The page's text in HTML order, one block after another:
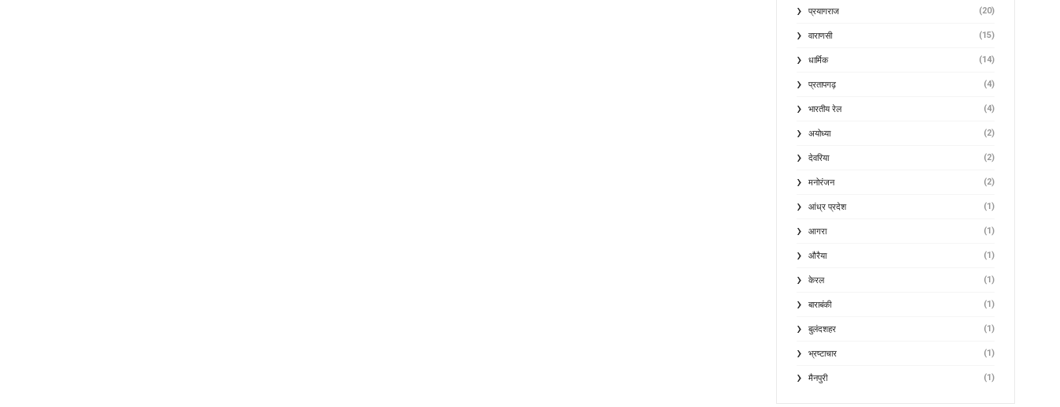
प्रयागराज (20)
वाराणसी (15)
धार्मिक (14)
प्रतापगढ़ (4)
भारतीय रेल (4)
अयोध्या (2)
देवरिया (2)
मनोरंजन (2)
आंध्र प्रदेश (1)
आगरा (1)
औरैया (1)
केरल (1)
बाराबंकी (1)
बुलंदशहर (1)
भ्रष्टाचार (1)
मैनपुरी (1)